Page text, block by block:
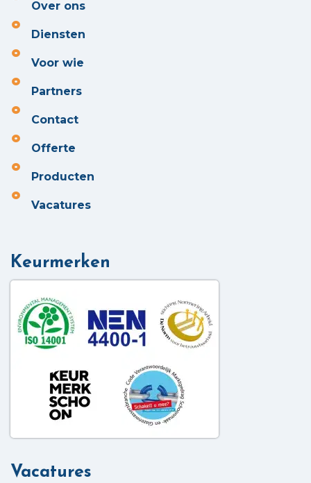
Over ons
Diensten
Voor wie
Partners
Contact
Offerte
Producten
Vacatures
Keurmerken
Vacatures